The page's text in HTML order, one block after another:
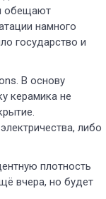
обещают
намного
государство и
В основу
керамика не
либо
плотность
вчера, но будет